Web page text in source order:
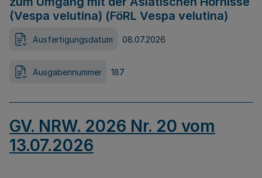
(Vespa velutina) (FöRL Vespa velutina)
Ausfertigungsdatum 08.07.2026
Ausgabennummer 187
GV. NRW. 2026 Nr. 20 vom
13.07.2026